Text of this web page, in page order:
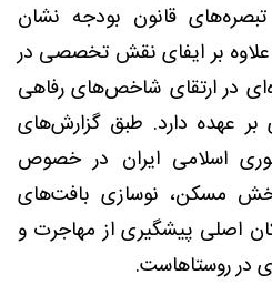
قانون بودجه نشان
بر ایفای نقش تخصصی در
در ارتقای شاخص‌های رفاهی
عهده دارد. طبق گزارش‌های
اسلامی ایران در خصوص
مسکن، نوسازی بافت‌های
اصلی پیشگیری از مهاجرت و
در روستاهاست.